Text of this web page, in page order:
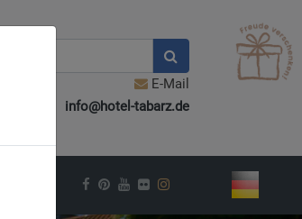
E-Mail
info@hotel-tabarz.de